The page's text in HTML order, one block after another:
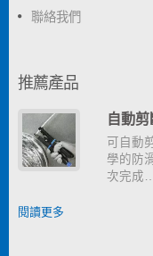
聯絡我們
推薦產品
自動
可自動
學的防
次完成…
閱讀更多